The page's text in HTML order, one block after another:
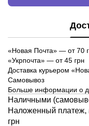
«Новая Почта» — от 70
«Укрпочта» — от 45 грн
Доставка курьером
Самовывоз
Больше информации о
Наличными
Наложенный платеж,
грн